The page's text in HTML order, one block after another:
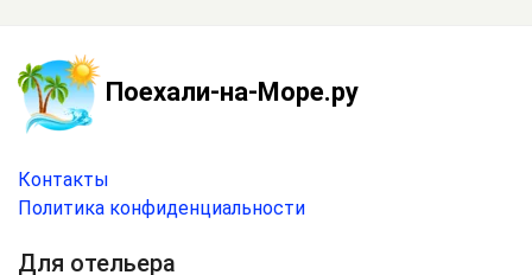
Поехали-на-Море.ру
Контакты
Политика конфиденциальности
Для отельера